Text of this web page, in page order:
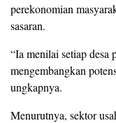
perekonomian
sasaran.
“Ia menilai setiap desa
mengembangkan
ungkapnya.
Menurutnya, sektor